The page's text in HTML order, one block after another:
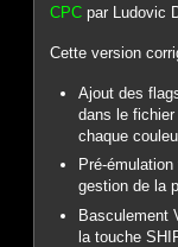
CPC par Ludovic
Cette version
Ajout des
dans le
chaque
Pré-
gestion de la
Basculement
la touche